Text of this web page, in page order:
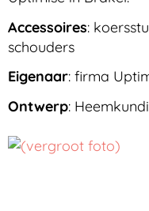
Accessoires:
schouders
Eigenaar: firma
Ontwerp: